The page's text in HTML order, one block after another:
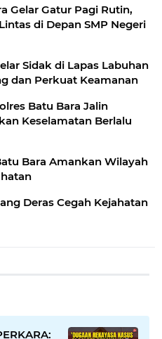
Gelar Gatur Pagi Rutin,
di Depan SMP Negeri
Sidak di Lapas Labuhan
dan Perkuat Keamanan
Batu Bara Jalin
Keselamatan Berlalu
Bara Amankan Wilayah
Deras Cegah Kejahatan